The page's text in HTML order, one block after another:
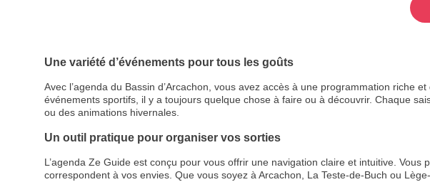
Une variété d’événements pour tous les goûts
Avec l’agenda du Bassin d’Arcachon, vous avez accès à une programmation riche
événements sportifs, il y a toujours quelque chose à faire ou à découvrir. Chaque
ou des animations hivernales.
Un outil pratique pour organiser vos sorties
L’agenda Ze Guide est conçu pour vous offrir une navigation claire et intuitive.
correspondent à vos envies. Que vous soyez à Arcachon, La Teste-de-Buch ou